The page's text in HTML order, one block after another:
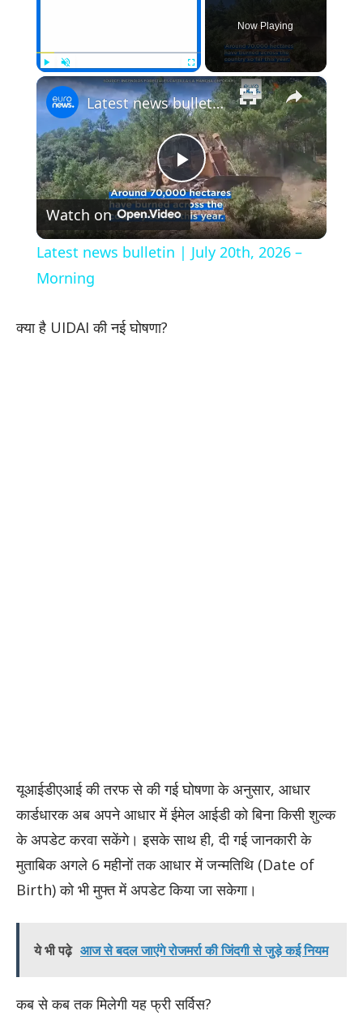
Play Unmute Fullscreen
Now Playing
×
Play
Video
Latest news bulletin | July 20th, 2026 – Morning
Watch on
Latest news bulletin | July 20th, 2026 –
Morning
​क्या है UIDAI की नई घोषणा?
यूआईडीएआई की तरफ से की गई घोषणा के अनुसार, आधार
कार्डधारक अब अपने आधार में ईमेल आईडी को बिना किसी शुल्क
के अपडेट करवा सकेंगे। इसके साथ ही, दी गई जानकारी के
मुताबिक अगले 6 महीनों तक आधार में जन्मतिथि (Date of
Birth) को भी मुफ्त में अपडेट किया जा सकेगा।
ये भी पढ़े आज से बदल जाएंगे रोजमर्रा की जिंदगी से जुड़े कई नियम
​कब से कब तक मिलेगी यह फ्री सर्विस?